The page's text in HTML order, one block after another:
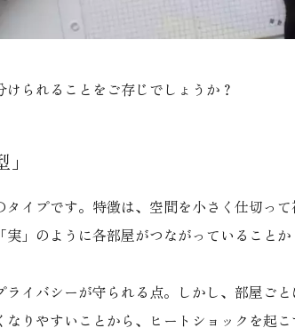
られることをご存じでしょうか？
イプです。特徴は、空間を小さく仕切って
」のように各部屋がつながっていること
イバシーが守られる点。しかし、部屋ご
りやすいことから、ヒートショックを起